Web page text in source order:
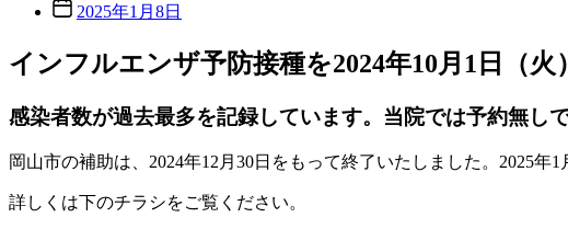
者
投
日
2025年1月8日
インフルエンザ予防接種を2024年10月1日（火
感染者数が過去最多を記録しています。当院では予約無し
岡山市の補助は、2024年12月30日をもって終了いたしました。2025
詳しくは下のチラシをご覧ください。